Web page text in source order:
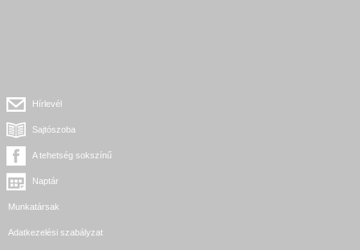
Hírlevél
Sajtószoba
A tehetség sokszínű
Naptár
Munkatársak
Adatkezelési szabályzat